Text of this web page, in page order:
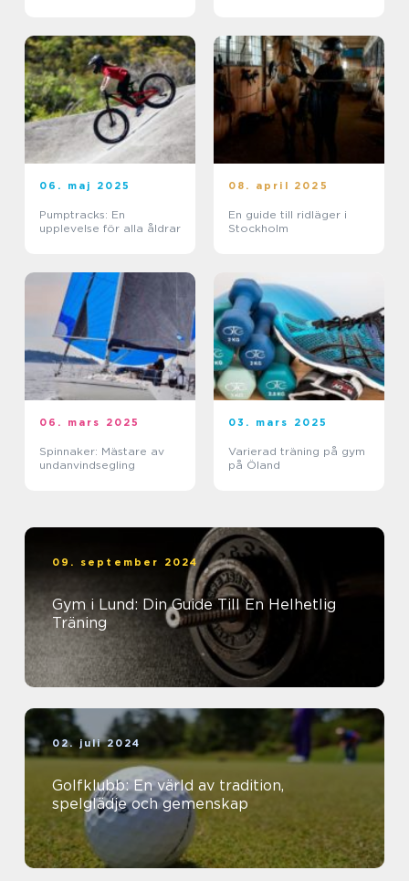
06. maj 2025
Pumptracks: En
upplevelse för alla åldrar
08. april 2025
En guide till ridläger i
Stockholm
06. mars 2025
Spinnaker: Mästare av
undanvindsegling
03. mars 2025
Varierad träning på gym
på Öland
09. september 2024
Gym i Lund: Din Guide Till En Helhetlig
Träning
02. juli 2024
Golfklubb: En värld av tradition,
spelglädje och gemenskap